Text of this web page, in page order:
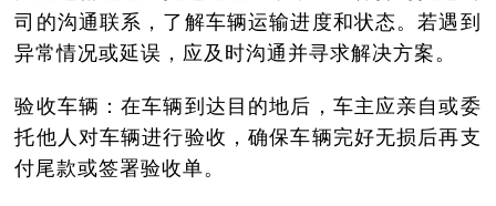
司的沟通联系，了解车辆运输进度和状态。若遇到
异常情况或延误，应及时沟通并寻求解决方案。
验收车辆：在车辆到达目的地后，车主应亲自或委
托他人对车辆进行验收，确保车辆完好无损后再支
付尾款或签署验收单。